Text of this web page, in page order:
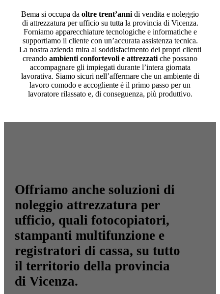
Bema si occupa da oltre trent’annidi vendita e noleggio
di attrezzatura per ufficio su tutta la provincia di Vicenza.
Forniamo apparecchiature tecnologiche e informatiche e
supportiamo il cliente con un’accurata assistenza tecnica.
La nostra azienda mira al soddisfacimento dei propri clienti
creando ambienti confortevoli e attrezzatiche possano
accompagnare gli impiegati durante l’intera giornata
lavorativa. Siamo sicuri nell’affermare che un ambiente di
lavoro comodo e accogliente è il primo passo per un
lavoratore rilassato e, di conseguenza, più produttivo.
Offriamo anche soluzioni di
noleggio attrezzatura per
ufficio, quali fotocopiatori,
stampanti multifunzione e
registratori di cassa, su tutto
il territorio della provincia
di Vicenza.